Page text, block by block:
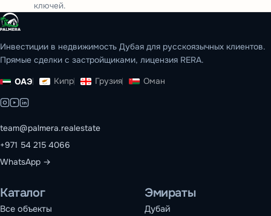
ключей.
Инвестиции в недвижимость Дубая для русскоязычных клиентов.
Прямые сделки с застройщиками, лицензия RERA.
ОАЭ Кипр Грузия Оман
team@palmera.realestate
+971 54 215 4066
WhatsApp →
Каталог
Все объекты
Эмираты
Дубай